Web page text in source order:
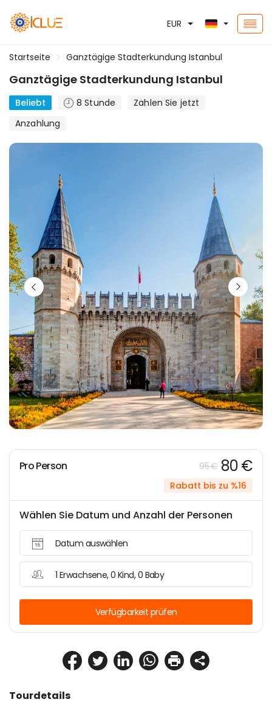
EUR
Startseite Ganztägige Stadterkundung Istanbul
Ganztägige Stadterkundung Istanbul
Beliebt 8 Stunde
Zahlen Sie jetzt
Anzahlung
Tourdetails
Pro Person 95 € 80 €
Rabatt bis zu %16
Wählen Sie Datum und Anzahl der Personen
Datum auswählen
1 Erwachsene, 0 Kind, 0 Baby
Verfügbarkeit prüfen